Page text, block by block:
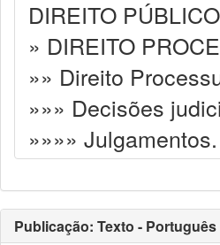
DIREITO
» DIREITO
»» Direito
»»» Decisões
»»»»
Publicação: Texto - Português